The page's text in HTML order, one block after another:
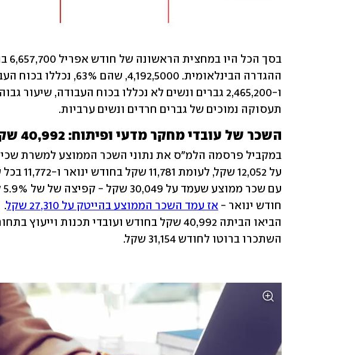
תעסוקה נמוכים של גברים חרדים ונשים ערביות.
השכר של עובדי מחקר מדעי ופיתוח: 40,992 שקל בחודש
חודש ינואר - אז עמד השכר הממוצע בהייטק על 27,310 שקל
השתכרו ברוטו לחודש 31,154 שקל.